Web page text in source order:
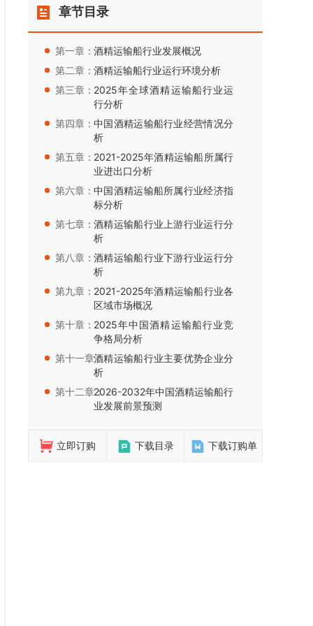
章节目录
第一章：酒精运输船行业发展概况
第二章：酒精运输船行业运行环境分析
第三章： 2025年全球酒精运输船行业运
行分析
第四章：中国酒精运输船行业经营情况分
析
第五章： 2021-2025年酒精运输船所属行
业进出口分析
第六章：中国酒精运输船所属行业经济指
标分析
第七章：酒精运输船行业上游行业运行分
析
第八章：酒精运输船行业下游行业运行分
析
第九章： 2021-2025年酒精运输船行业各
区域市场概况
第十章： 2025年中国酒精运输船行业竞
争格局分析
第十一章：酒精运输船行业主要优势企业分
析
第十二章：2026-2032年中国酒精运输船行
业发展前景预测
立即订购 下载目录 下载订购单